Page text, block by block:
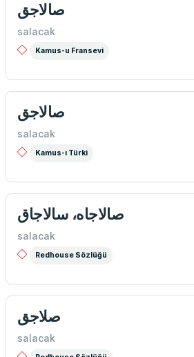
صالاجق
salacak
Kamus-u Fransevi
صالاجق
salacak
Kamus-ı Türki
صالاجاه، سالاجاق
salacak
Redhouse Sözlüğü
صلاجق
salacak